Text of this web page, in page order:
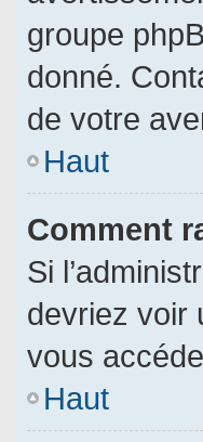
groupe
donné.
de votre
Haut
Comment
Si
devriez voir
vous
Haut